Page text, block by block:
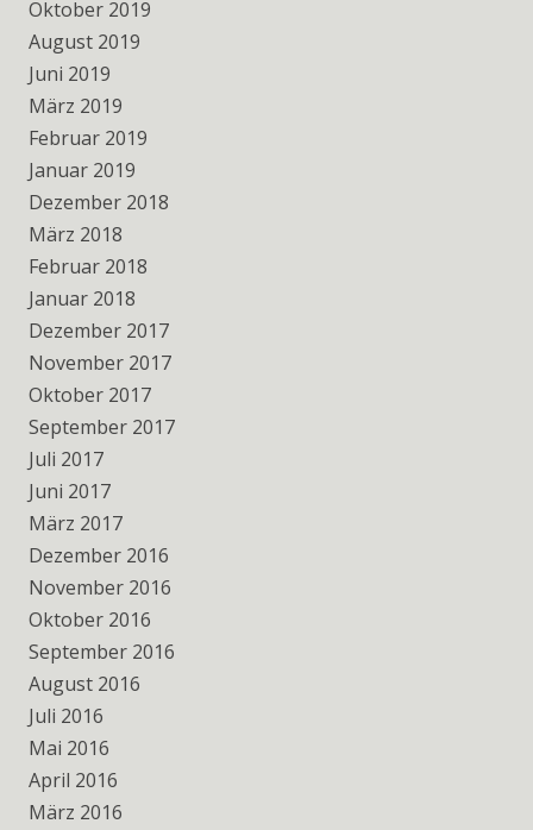
Oktober 2019
August 2019
Juni 2019
März 2019
Februar 2019
Januar 2019
Dezember 2018
März 2018
Februar 2018
Januar 2018
Dezember 2017
November 2017
Oktober 2017
September 2017
Juli 2017
Juni 2017
März 2017
Dezember 2016
November 2016
Oktober 2016
September 2016
August 2016
Juli 2016
Mai 2016
April 2016
März 2016